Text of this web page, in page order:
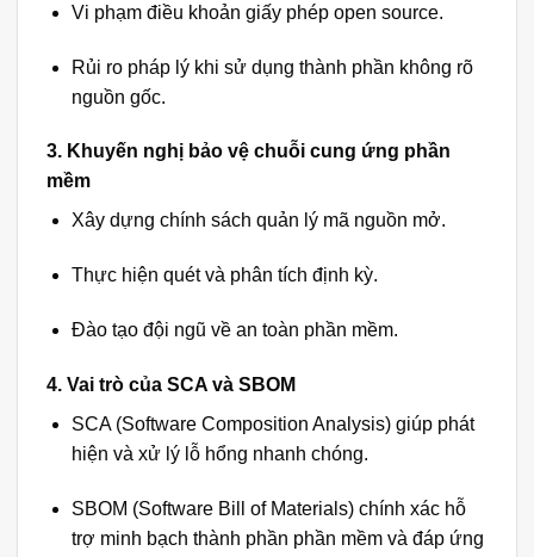
Vi phạm điều khoản giấy phép open source.
Rủi ro pháp lý khi sử dụng thành phần không rõ
nguồn gốc.
3. Khuyến nghị bảo vệ chuỗi cung ứng phần
mềm
Xây dựng chính sách quản lý mã nguồn mở.
Thực hiện quét và phân tích định kỳ.
Đào tạo đội ngũ về an toàn phần mềm.
4. Vai trò của SCA và SBOM
SCA (Software Composition Analysis) giúp phát
hiện và xử lý lỗ hổng nhanh chóng.
SBOM (Software Bill of Materials) chính xác hỗ
trợ minh bạch thành phần phần mềm và đáp ứng